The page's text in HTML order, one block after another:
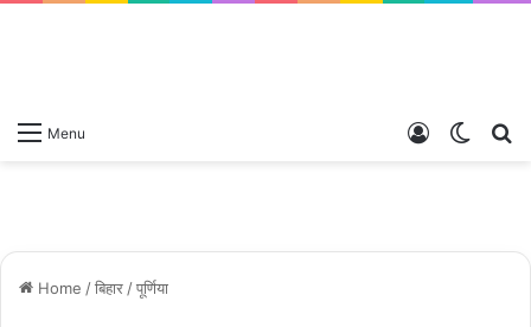
Menu
Switch
Log
Home /बिहार/पूर्णिया